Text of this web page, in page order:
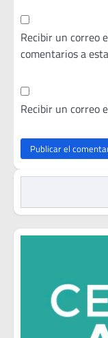
Recibir un correo
comentarios a
Recibir un correo